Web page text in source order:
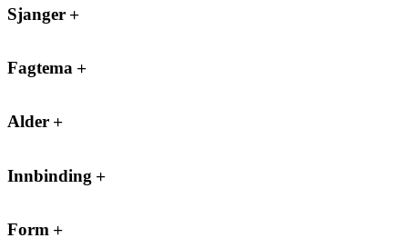
Sjanger
Fagtema
Alder
Innbinding
Form